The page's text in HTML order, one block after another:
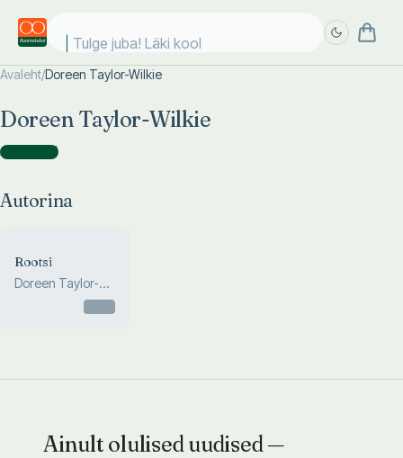
Tulge juba! Läki kooli
Avaleht/Doreen Taylor-Wilkie
Doreen Taylor-Wilkie
Autorina )
Autorina
Rootsi
Doreen Taylor-
Ainult olulised uudised —